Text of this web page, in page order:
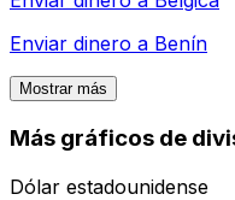
Enviar dinero a Benín
Mostrar más
Más gráficos de
Dólar estadounidense